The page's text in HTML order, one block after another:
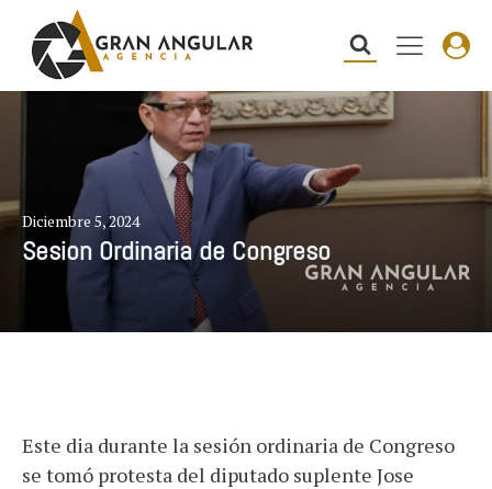
Diciembre 5, 2024
Sesion Ordinaria de Congreso
Este dia durante la sesión ordinaria de Congreso
se tomó protesta del diputado suplente Jose